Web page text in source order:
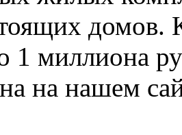
домов.
1 миллиона
на нашем